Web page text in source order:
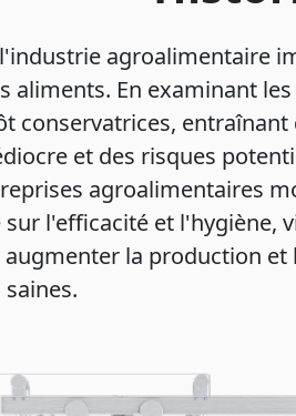
agroalimentaire
aliments. En examinant
conservatrices,
et des risques
agroalimentaires
l'efficacité et l'hygiène,
la production